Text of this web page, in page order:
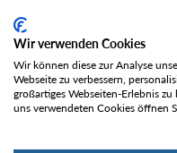
Social Media
Wir verwenden Cookies
Wir können diese zur Analyse
Webseite zu verbessern,
großartiges Webseiten-Erlebnis
uns verwendeten Cookies öffnen